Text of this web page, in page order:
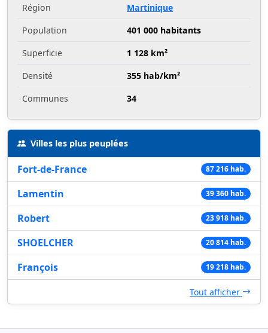
Région
Martinique
Population
401 000 habitants
Superficie
1 128 km²
Densité
355 hab/km²
Communes
34
Villes les plus peuplées
Fort-de-France 87 216 hab.
Lamentin 39 360 hab.
Robert 23 918 hab.
SHOELCHER 20 814 hab.
François 19 218 hab.
Tout afficher